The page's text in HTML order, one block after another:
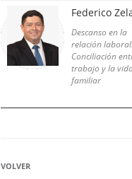
Federico
Descanso en la
relación
Conciliación
trabajo y la
familiar
VOLVER